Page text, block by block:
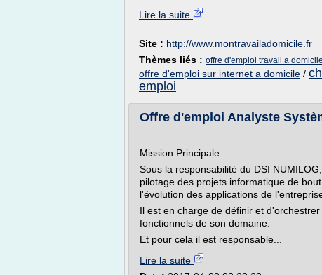
Lire la suite
Site : http://www.montravailadomicile.fr
Thèmes liés : offre d'emploi travail a
offre d'emploi sur internet a domicile /
emploi
Offre d'emploi Analyste
Mission Principale:
Sous la responsabilité du DSI
pilotage des projets informatique de
l'évolution des applications de
Il est en charge de définir et
fonctionnels de son domaine.
Et pour cela il est responsable...
Lire la suite